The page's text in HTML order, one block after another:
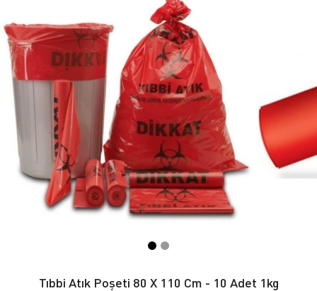
Tıbbi Atık Poşeti 80 X 110 Cm - 10 Adet 1kg